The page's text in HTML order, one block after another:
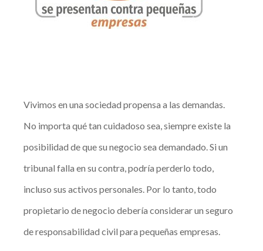
Vivimos en una sociedad propensa a las demandas.
No importa qué tan cuidadoso sea, siempre existe la
posibilidad de que su negocio sea demandado. Si un
tribunal falla en su contra, podría perderlo todo,
incluso sus activos personales. Por lo tanto, todo
propietario de negocio debería considerar un seguro
de responsabilidad civil para pequeñas empresas.